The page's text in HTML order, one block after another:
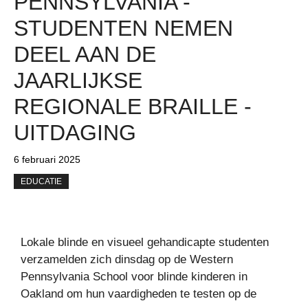
STUDENTEN NEMEN
DEEL AAN DE
JAARLIJKSE
REGIONALE BRAILLE -
UITDAGING
6 februari 2025
EDUCATIE
Lokale blinde en visueel gehandicapte studenten
verzamelden zich dinsdag op de Western
Pennsylvania School voor blinde kinderen in
Oakland om hun vaardigheden te testen op de